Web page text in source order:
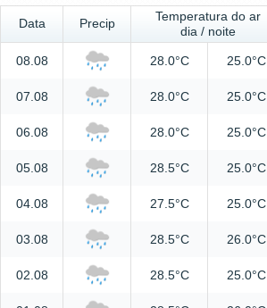
Data Precip
Temperatura do ar
dia / noite
08.08 28.0°C 25.0°C
07.08 28.0°C 25.0°C
06.08 28.0°C 25.0°C
05.08 28.5°C 25.0°C
04.08 27.5°C 25.0°C
03.08 28.5°C 26.0°C
02.08 28.5°C 25.0°C